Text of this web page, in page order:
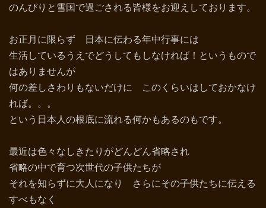
のんびりと雪国で過ごされる皆様をお迎えしております。
お正月に限らず 日本に伝わる年中行事には
生活しているうえでどうしてもしなければ！というもので
はありませんが
何の差しさわりもないだけに このくらいはしておかなけ
れば。。。
という日本人の根底に流れる何かもあるのもです。
最近は色々なしきたりがどんどん省略され
省略の中で育つ次世代の子供たちが
それを知らずに大人になり さらにその子供たちに伝える
すべもなく